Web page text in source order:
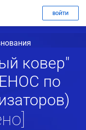
ВОЙТИ
ковер"
по